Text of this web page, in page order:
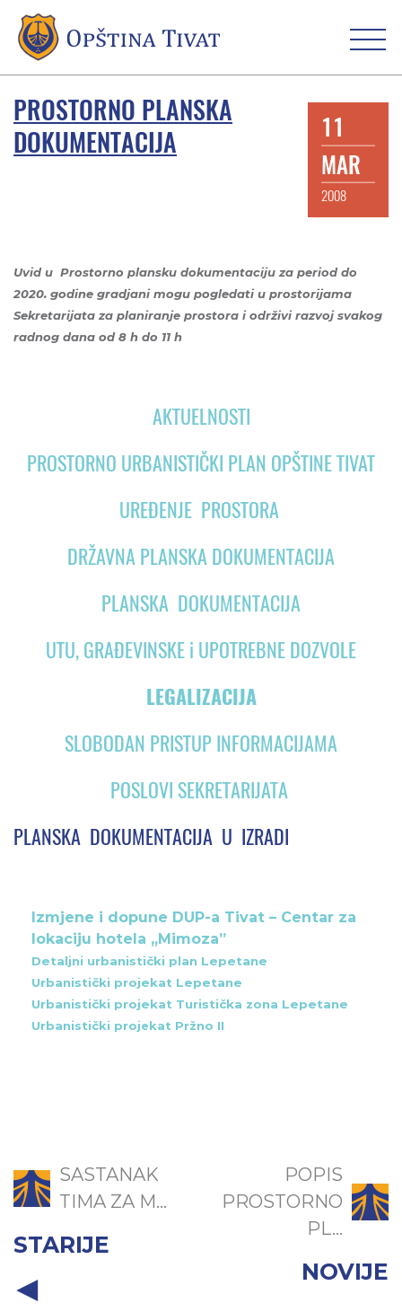
PROSTORNO PLANSKA
DOKUMENTACIJA
11
MAR
2008
Uvid u Prostorno plansku dokumentaciju za period do
2020. godine gradjani mogu pogledati u prostorijama
Sekretarijata za planiranje prostora i održivi razvoj svakog
radnog dana od 8 h do 11 h
AKTUELNOSTI
PROSTORNO URBANISTIČKI PLAN OPŠTINE TIVAT
UREĐENJE PROSTORA
DRŽAVNA PLANSKA DOKUMENTACIJA
PLANSKA DOKUMENTACIJA
UTU, GRAĐEVINSKE i UPOTREBNE DOZVOLE
LEGALIZACIJA
SLOBODAN PRISTUP INFORMACIJAMA
POSLOVI SEKRETARIJATA
PLANSKA DOKUMENTACIJA U IZRADI
Izmjene i dopune DUP-a Tivat – Centar za
lokaciju hotela „Mimoza”
Detaljni urbanistički plan Lepetane
Urbanistički projekat Lepetane
Urbanistički projekat Turistička zona Lepetane
Urbanistički projekat Pržno II
SASTANAK
TIMA ZA M...
STARIJE
POPIS
PROSTORNO
PL...
NOVIJE